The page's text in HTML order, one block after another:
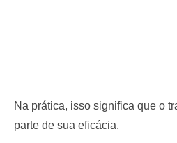
Na prática, isso significa que o
parte de sua eficácia.